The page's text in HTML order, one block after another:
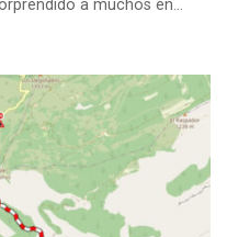
a muchos en...